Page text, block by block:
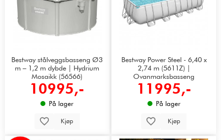
Bestway stålveggsbasseng Ø3
m – 1,2 m dybde | Hydrium
Mosaikk (56566)
10995,-
På lager
Kjøp
Bestway Power Steel - 6,40 x
2,74 m (5611Z) |
Ovanmarksbasseng
11995,-
På lager
Kjøp